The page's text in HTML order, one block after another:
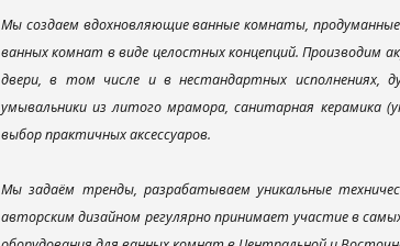
Мы создаем вдохновляющие ванные комнаты,
ванных комнат в виде целостных концепций. Производим
двери, в том числе и в нестандартных
умывальники из литого мрамора, санитарная керамика
выбор практичных аксессуаров.
Мы задаём тренды, разрабатываем уникальные
авторским дизайном регулярно принимает участие в